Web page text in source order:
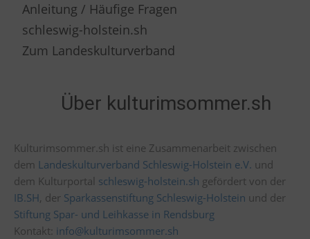
Anleitung / Häufige Fragen
schleswig-holstein.sh
Zum Landeskulturverband
Über kulturimsommer.sh
Kulturimsommer.sh ist eine Zusammenarbeit zwischen
dem Landeskulturverband Schleswig-Holstein e.V. und
dem Kulturportal schleswig-holstein.sh gefördert von der
IB.SH, der Sparkassenstiftung Schleswig-Holstein und der
Stiftung Spar- und Leihkasse in Rendsburg
Kontakt: info@kulturimsommer.sh